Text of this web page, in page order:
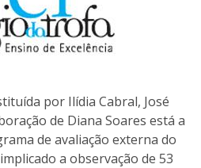
por Ilídia Cabral, José
de Diana Soares está a
de avaliação externa do
a observação de 53